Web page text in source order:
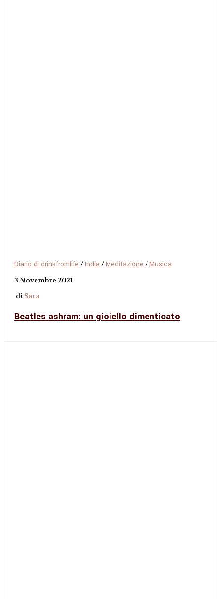
Diario di drinkfromlife /India /Meditazione /Musica
3 Novembre 2021
di Sara
Beatles ashram: un gioiello dimenticato